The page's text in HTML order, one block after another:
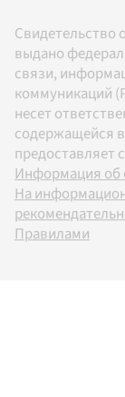
Свидетельство
выдано
связи,
коммуникаций
несет
содержащейся
предоставляет
Информация об
На
Правилами